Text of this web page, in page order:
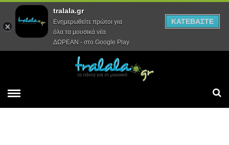
Αρχική Συνεντεύξεις Ρεπορτάζ
tralala.gr
Ενημερωθείτε πρώτοι για
όλα τα μουσικά νέα
ΔΩΡΕΑΝ - στο Google Play
ΚΑΤΕΒΑΣΤΕ